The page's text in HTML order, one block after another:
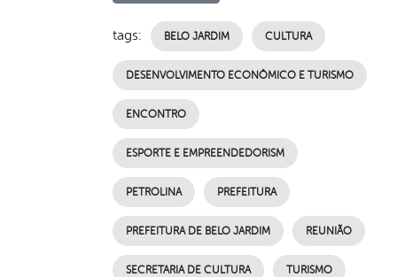
tags: BELO JARDIM CULTURA
DESENVOLVIMENTO ECONÔMICO E TURISMO
ENCONTRO
ESPORTE E EMPREENDEDORISM
PETROLINA PREFEITURA
PREFEITURA DE BELO JARDIM REUNIÃO
SECRETARIA DE CULTURA TURISMO